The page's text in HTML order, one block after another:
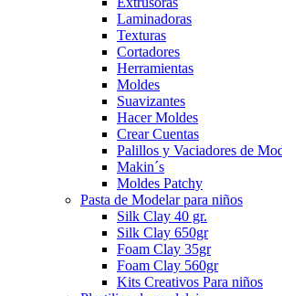
Laminadoras
Texturas
Cortadores
Herramientas
Moldes
Suavizantes
Hacer Moldes
Crear Cuentas
Palillos y Vaciadores de
Makin´s
Moldes Patchy
Pasta de Modelar para niños
Silk Clay 40 gr.
Silk Clay 650gr
Foam Clay 35gr
Foam Clay 560gr
Kits Creativos Para niños